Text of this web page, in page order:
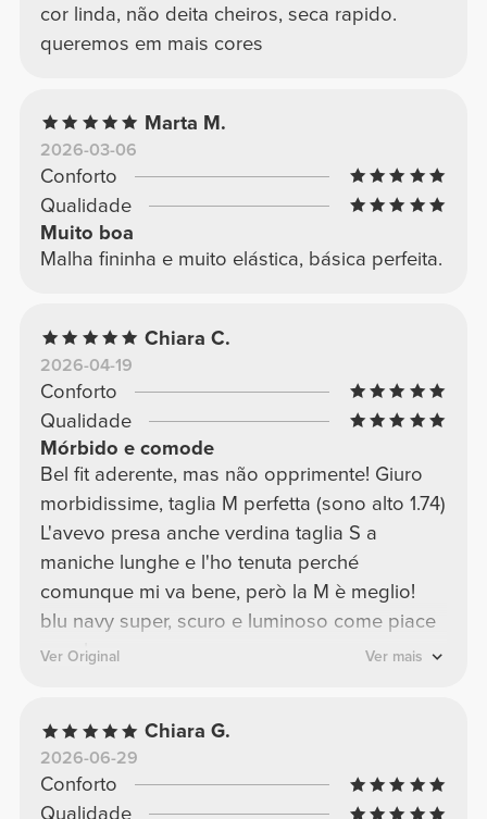
cor linda, não deita cheiros, seca rapido.
queremos em mais cores
Marta M.
2026-03-06
Conforto
Qualidade
Muito boa
Malha fininha e muito elástica, básica perfeita.
Chiara C.
2026-04-19
Conforto
Qualidade
Mórbido e comode
Bel fit aderente, mas não opprimente! Giuro
morbidissime, taglia M perfetta (sono alto 1.74)
L'avevo presa anche verdina taglia S a
maniche lunghe e l'ho tenuta perché
comunque mi va bene, però la M è meglio!
blu navy super, scuro e luminoso come piace
a me!
Ver Original Ver mais
Chiara G.
2026-06-29
Conforto
Qualidade